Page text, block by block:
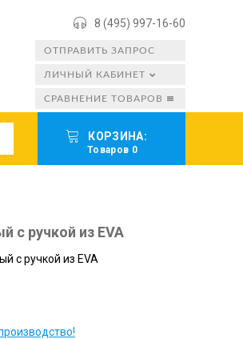
8 (495) 997-16-60
ОТПРАВИТЬ ЗАПРОС
СРАВНЕНИЕ ТОВАРОВ
ЛИЧНЫЙ КАБИНЕТ
КОРЗИНА:
Товаров 0
с ручкой из EVA
с ручкой из EVA